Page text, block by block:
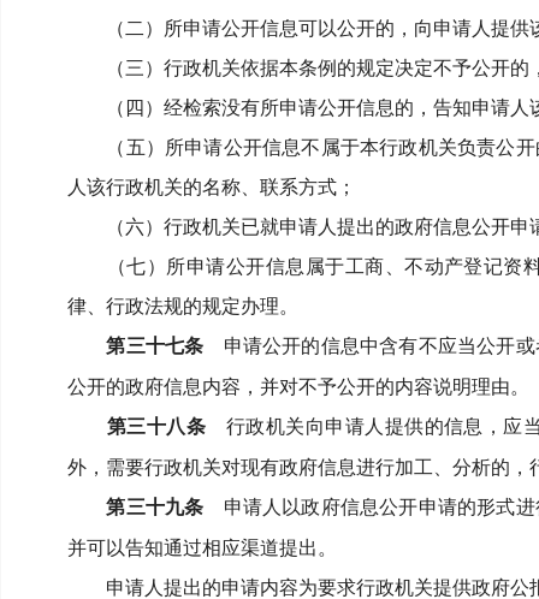
（二）所申请公开信息可以公开的，向申请人提
（三）行政机关依据本条例的规定决定不予公开
（四）经检索没有所申请公开信息的，告知申请
（五）所申请公开信息不属于本行政机关负责公
人该行政机关的名称、联系方式；
（六）行政机关已就申请人提出的政府信息公开
（七）所申请公开信息属于工商、不动产登记
律、行政法规的规定办理。
第三十七条 申请公开的信息中含有不应当公开
公开的政府信息内容，并对不予公开的内容说明理由。
第三十八条 行政机关向申请人提供的信息，应
外，需要行政机关对现有政府信息进行加工、分析的，
第三十九条 申请人以政府信息公开申请的形式
并可以告知通过相应渠道提出。
申请人提出的申请内容为要求行政机关提供政府